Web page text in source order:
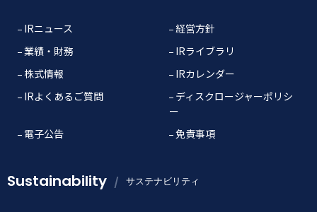
IRニュース
経営方針
業績・財務
IRライブラリ
株式情報
IRカレンダー
IRよくあるご質問
ディスクロージャーポリシ
ー
電子公告
免責事項
Sustainability サステナビリティ